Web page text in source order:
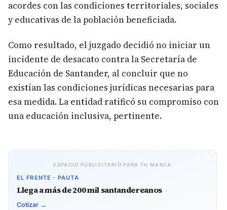
acordes con las condiciones territoriales, sociales
y educativas de la población beneficiada.
Como resultado, el juzgado decidió no iniciar un
incidente de desacato contra la Secretaría de
Educación de Santander, al concluir que no
existían las condiciones jurídicas necesarias para
esa medida. La entidad ratificó su compromiso con
una educación inclusiva, pertinente.
ESPACIO PUBLICITARIO PARA TU MARCA
EL FRENTE · PAUTA
Llega a más de 200 mil santandereanos
Cotizar →